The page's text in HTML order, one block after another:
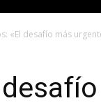
«El desafío más